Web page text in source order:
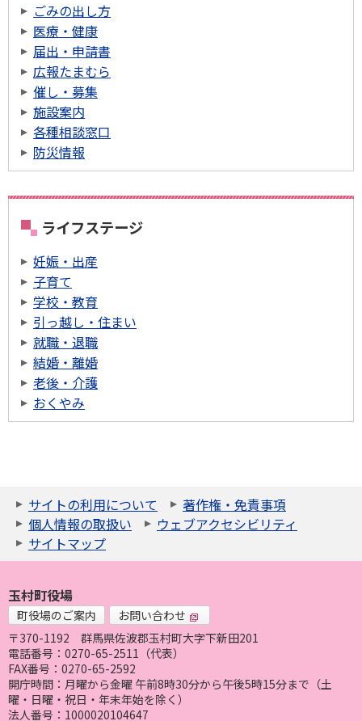
ごみの出し方
医療・健康
届出・申請書
広報たまむら
催し・募集
施設案内
各種相談窓口
防災情報
ライフステージ
妊娠・出産
子育て
学校・教育
引っ越し・住まい
就職・退職
結婚・離婚
老後・介護
おくやみ
サイトの利用について
著作権・免責事項
個人情報の取扱い
ウェブアクセシビリティ
サイトマップ
玉村町役場
町役場のご案内
お問い合わせ
〒370-1192
群馬県佐波郡玉村町大字下新田201
電話番号：0270-65-2511（代表）
FAX番号：0270-65-2592
開庁時間：月曜から金曜 午前8時30分から午後5時15分まで（土
曜・日曜・祝日・年末年始を除く）
法人番号：1000020104647